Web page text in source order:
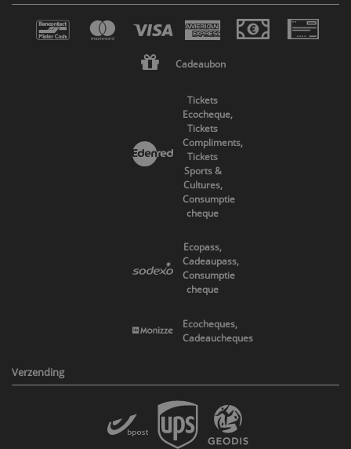
Cadeaubon
Tickets
Ecocheque,
Tickets
Compliments,
Tickets
Sports &
Cultures,
Consumptie
cheque
Ecopass,
Cadeaupass,
Consumptie
cheque
Ecocheques,
Cadeaucheques
Verzending